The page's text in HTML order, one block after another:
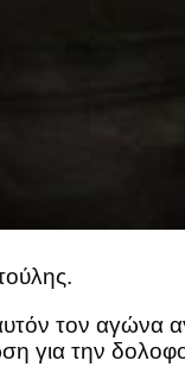
τον αγώνα
για την